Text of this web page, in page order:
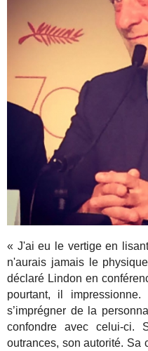
« J'ai eu le vertige en
n'aurais jamais le
déclaré Lindon en
pourtant, il
s’imprégner de la
confondre avec celui-
outrances, son autorité. Sa